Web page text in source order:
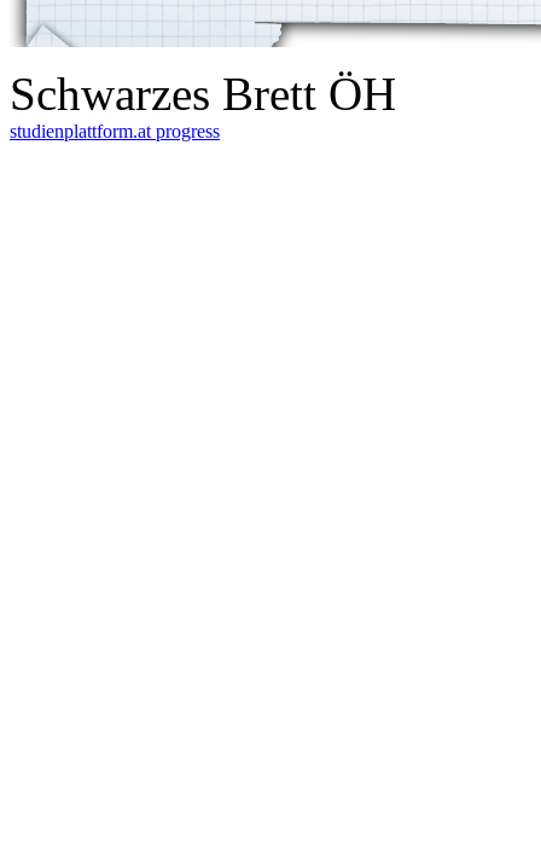
Schwarzes Brett ÖH
studienplattform.at progress